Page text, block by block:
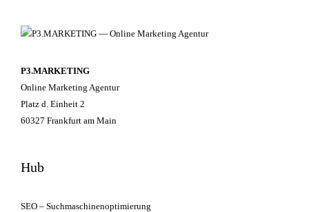
P3.MARKETING
Online Marketing Agentur
Platz d. Einheit 2
60327 Frankfurt am Main
Hub
SEO – Suchmaschinenoptimierung